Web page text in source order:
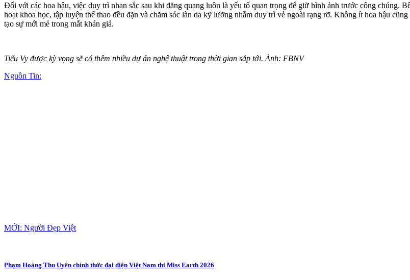
Đối với các hoa hậu, việc duy trì nhan sắc sau khi đăng quang luôn là yếu tố quan trọng để giữ hình ảnh trước công chúng.
hoạt khoa học, tập luyện thể thao đều đặn và chăm sóc làn da kỹ lưỡng nhằm duy trì vẻ ngoài rạng rỡ. Không ít hoa hậu
tạo sự mới mẻ trong mắt khán giả.
Tiểu Vy được kỳ vọng sẽ có thêm nhiều dự án nghệ thuật trong thời gian sắp tới. Ảnh: FBNV
Nguồn Tin:
MỚI: Người Đẹp Việt
Phạm Hoàng Thu Uyên chính thức đại diện Việt Nam thi Miss Earth 2026